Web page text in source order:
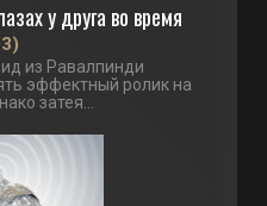
у друга во время
из Равалпинди
эффектный ролик на
затея...